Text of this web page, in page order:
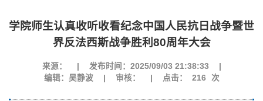
学院师生认真收听收看纪念中国人民抗日战争暨世
界反法西斯战争胜利80周年大会
来源： 发布时间：2025/09/03 21:38:33
编辑：吴静波
审核： 点击： 216 次